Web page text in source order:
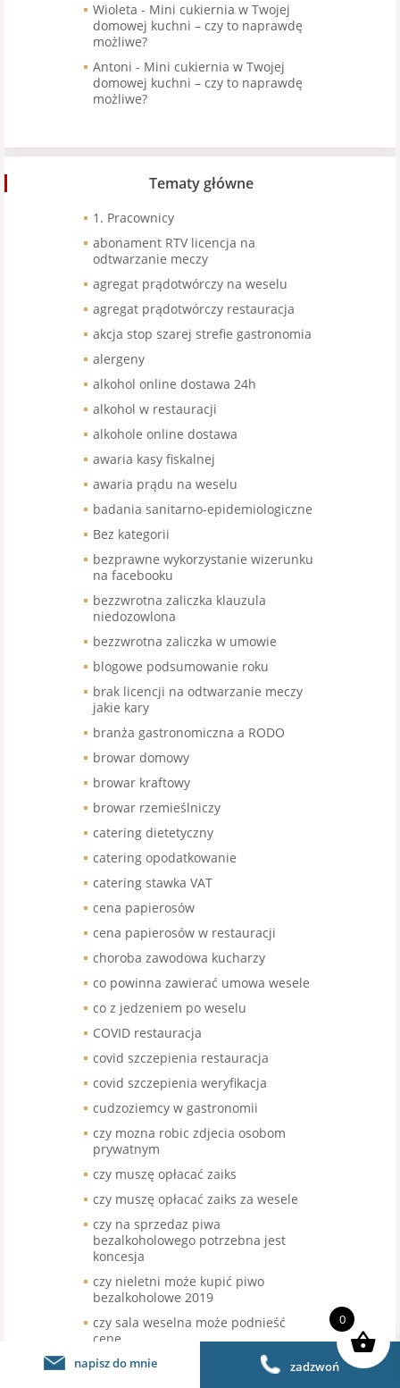
Wioleta - Mini cukiernia w Twojej
domowej kuchni – czy to naprawdę
możliwe?
Antoni - Mini cukiernia w Twojej
domowej kuchni – czy to naprawdę
możliwe?
Tematy główne
1. Pracownicy
abonament RTV licencja na
odtwarzanie meczy
agregat prądotwórczy na weselu
agregat prądotwórczy restauracja
akcja stop szarej strefie gastronomia
alergeny
alkohol online dostawa 24h
alkohol w restauracji
alkohole online dostawa
awaria kasy fiskalnej
awaria prądu na weselu
badania sanitarno-epidemiologiczne
Bez kategorii
bezprawne wykorzystanie wizerunku
na facebooku
bezzwrotna zaliczka klauzula
niedozowlona
bezzwrotna zaliczka w umowie
blogowe podsumowanie roku
brak licencji na odtwarzanie meczy
jakie kary
branża gastronomiczna a RODO
browar domowy
browar kraftowy
browar rzemieślniczy
catering dietetyczny
catering opodatkowanie
catering stawka VAT
cena papierosów
cena papierosów w restauracji
choroba zawodowa kucharzy
co powinna zawierać umowa wesele
co z jedzeniem po weselu
COVID restauracja
covid szczepienia restauracja
covid szczepienia weryfikacja
cudzoziemcy w gastronomii
czy mozna robic zdjecia osobom
prywatnym
czy muszę opłacać zaiks
czy muszę opłacać zaiks za wesele
czy na sprzedaz piwa
bezalkoholowego potrzebna jest
koncesja
czy nieletni może kupić piwo
bezalkoholowe 2019
czy sala weselna może podnieść
cenę
czy warke 0 mozna sprzedawac
napisz do mnie zadzwoń
0